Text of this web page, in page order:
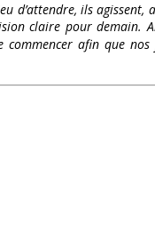
d’attendre, ils
claire pour demain.
afin que